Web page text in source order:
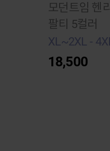
모던트임 헨
팔티 5컬러
XL~2XL -
18,500